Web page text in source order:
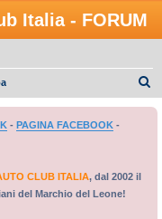
Italia - FORUM
- PAGINA FACEBOOK-
CLUB ITALIA, dal 2002 il
del Marchio del Leone!